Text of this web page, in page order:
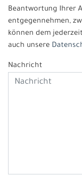
Beantwortung Ihrer
entgegennehmen,
können dem
auch unsere
Nachricht